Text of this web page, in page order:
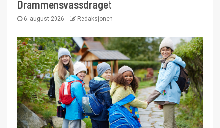
Drammensvassdraget
6. august 2026 Redaksjonen